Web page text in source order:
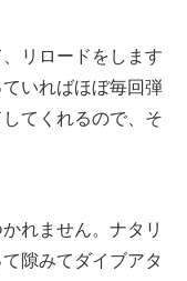
リロードをします
いればほぼ毎回弾
てくれるので、そ
れません。ナタリ
隙みてダイブアタ